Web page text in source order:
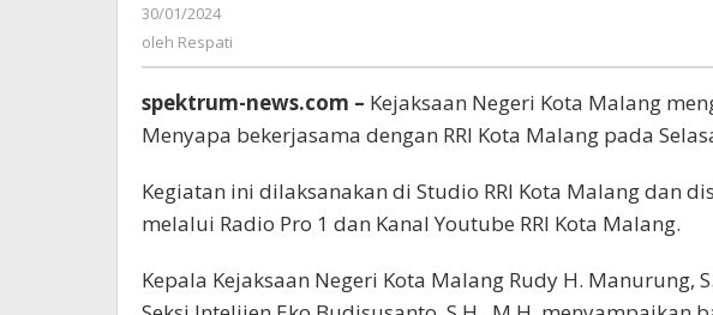
30/01/2024
oleh Respati
spektrum-news.com – Kejaksaan Negeri Kota Malang
Menyapa bekerjasama dengan RRI Kota Malang pada
Kegiatan ini dilaksanakan di Studio RRI Kota Malang dan
melalui Radio Pro 1 dan Kanal Youtube RRI Kota Malang.
Kepala Kejaksaan Negeri Kota Malang Rudy H. Manurung,